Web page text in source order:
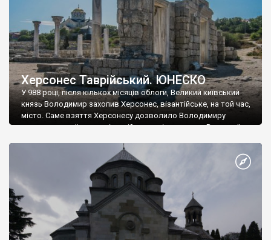
Херсонес Таврійський. ЮНЕСКО
У 988 році, після кількох місяців облоги, Великий київський
князь Володимир захопив Херсонес, візантійське, на той час,
місто. Саме взяття Херсонесу дозволило Володимиру
диктувати свої умови візантійському імператору Василю ІІ, та
Херсонесі Володимир-язичник, став Василем-християнином.
А потім було Хрещення Русі. На честь Херсонесу Таврійського